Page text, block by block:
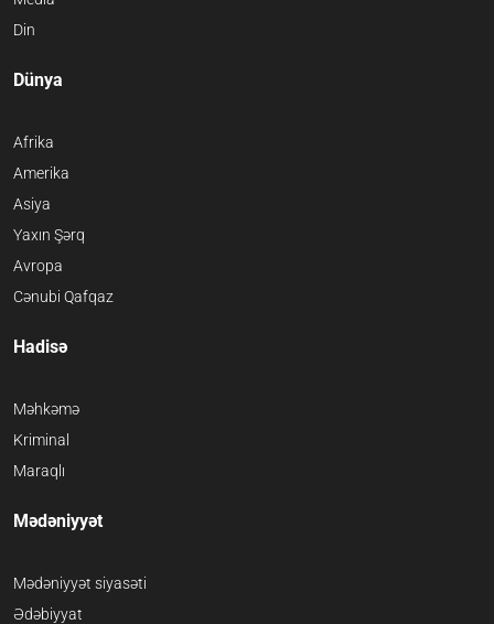
Din
Dünya
Afrika
Amerika
Asiya
Yaxın Şərq
Avropa
Cənubi Qafqaz
Hadisə
Məhkəmə
Kriminal
Maraqlı
Mədəniyyət
Mədəniyyət siyasəti
Ədəbiyyat